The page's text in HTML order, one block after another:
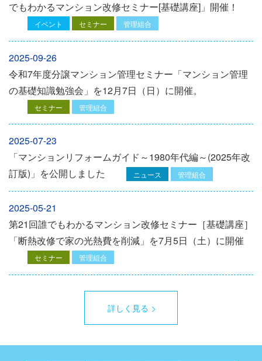
でもわかるマンション改修セミナー[基礎講座]」開催！
イベント セミナー 管理組合
2025-09-26
令和7年度分譲マンション管理セミナー「マンション管理
の基礎知識勉強会」を12⽉7⽇（⽇）に開催。
セミナー 管理組合
2025-07-23
「マンションリフォームガイド～1980年代編～(2025年改
訂版)」を公開しました
ニュース 管理組合
2025-05-21
第21回誰でもわかるマンション改修セミナー［基礎講座］
「断熱改修で家の光熱費を削減」を7月5日（土）に開催
セミナー 管理組合
詳しく見る